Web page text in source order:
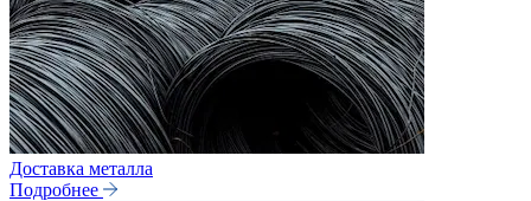
Доставка металла
Подробнее